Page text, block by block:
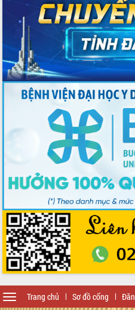
Trang chủ Sơ đồ cổng
Toggle
navigation